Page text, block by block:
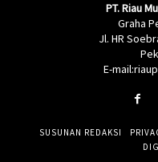
PT. Riau
Graha
Jl. HR
E-
SUSUNAN REDAKSI